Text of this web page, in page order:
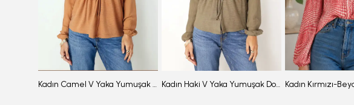
Kadın Camel V Yaka Yumuşak Dokulu Önü Bağlamalı Kolları Lastikli Triko Hırka ARM-26K001010 Kadın Haki V Yaka Yumuşak Dokulu Önü Bağlamalı Kolları Lastikli Triko Hırka ARM-26K001010